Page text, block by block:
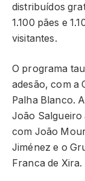
distribuídos
1.100 pães e
visitantes.
O programa
adesão, com a
Palha Blanco.
João Salgueiro
com João
Jiménez e o
Franca de Xira.